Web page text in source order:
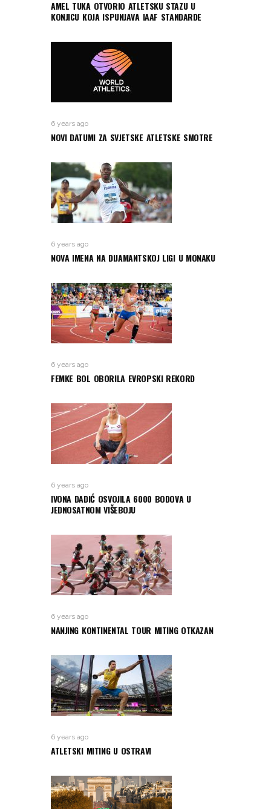
AMEL TUKA OTVORIO ATLETSKU STAZU U
KONJICU KOJA ISPUNJAVA IAAF STANDARDE
6 years ago
NOVI DATUMI ZA SVJETSKE ATLETSKE SMOTRE
6 years ago
NOVA IMENA NA DIJAMANTSKOJ LIGI U MONAKU
6 years ago
FEMKE BOL OBORILA EVROPSKI REKORD
6 years ago
IVONA DADIĆ OSVOJILA 6000 BODOVA U
JEDNOSATNOM VIŠEBOJU
6 years ago
NANJING KONTINENTAL TOUR MITING OTKAZAN
6 years ago
ATLETSKI MITING U OSTRAVI